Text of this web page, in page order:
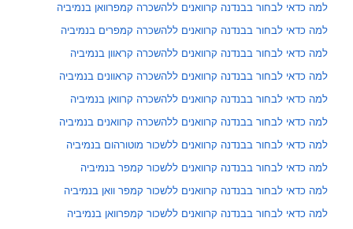
למה כדאי לבחור בבנדנה קרוואנים ללהשכרה קמפרוואן בנמיביה
למה כדאי לבחור בבנדנה קרוואנים ללהשכרה קמפרים בנמיביה
למה כדאי לבחור בבנדנה קרוואנים ללהשכרה קראוון בנמיביה
למה כדאי לבחור בבנדנה קרוואנים ללהשכרה קראוונים בנמיביה
למה כדאי לבחור בבנדנה קרוואנים ללהשכרה קרוואן בנמיביה
למה כדאי לבחור בבנדנה קרוואנים ללהשכרה קרוואנים בנמיביה
למה כדאי לבחור בבנדנה קרוואנים ללשכור מוטורהום בנמיביה
למה כדאי לבחור בבנדנה קרוואנים ללשכור קמפר בנמיביה
למה כדאי לבחור בבנדנה קרוואנים ללשכור קמפר וואן בנמיביה
למה כדאי לבחור בבנדנה קרוואנים ללשכור קמפרוואן בנמיביה